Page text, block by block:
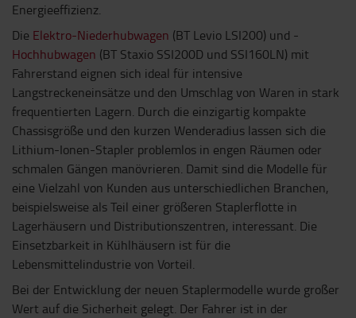
Energieeffizienz.
Die Elektro-Niederhubwagen (BT Levio LSI200) und -
Hochhubwagen (BT Staxio SSI200D und SSI160LN) mit
Fahrerstand eignen sich ideal für intensive
Langstreckeneinsätze und den Umschlag von Waren in stark
frequentierten Lagern. Durch die einzigartig kompakte
Chassisgröße und den kurzen Wenderadius lassen sich die
Lithium-Ionen-Stapler problemlos in engen Räumen oder
schmalen Gängen manövrieren. Damit sind die Modelle für
eine Vielzahl von Kunden aus unterschiedlichen Branchen,
beispielsweise als Teil einer größeren Staplerflotte in
Lagerhäusern und Distributionszentren, interessant. Die
Einsetzbarkeit in Kühlhäusern ist für die
Lebensmittelindustrie von Vorteil.
Bei der Entwicklung der neuen Staplermodelle wurde großer
Wert auf die Sicherheit gelegt. Der Fahrer ist in der